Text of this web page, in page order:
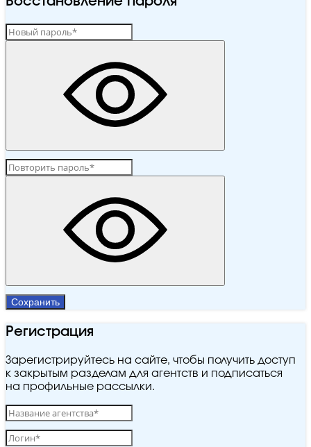
Сохранить
Регистрация
Зарегистрируйтесь на сайте, чтобы получить доступ
к закрытым разделам для агентств и подписаться
на профильные рассылки.